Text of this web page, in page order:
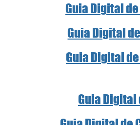
Guia Digital
Guia Digital
Guia Digital
Guia Digital